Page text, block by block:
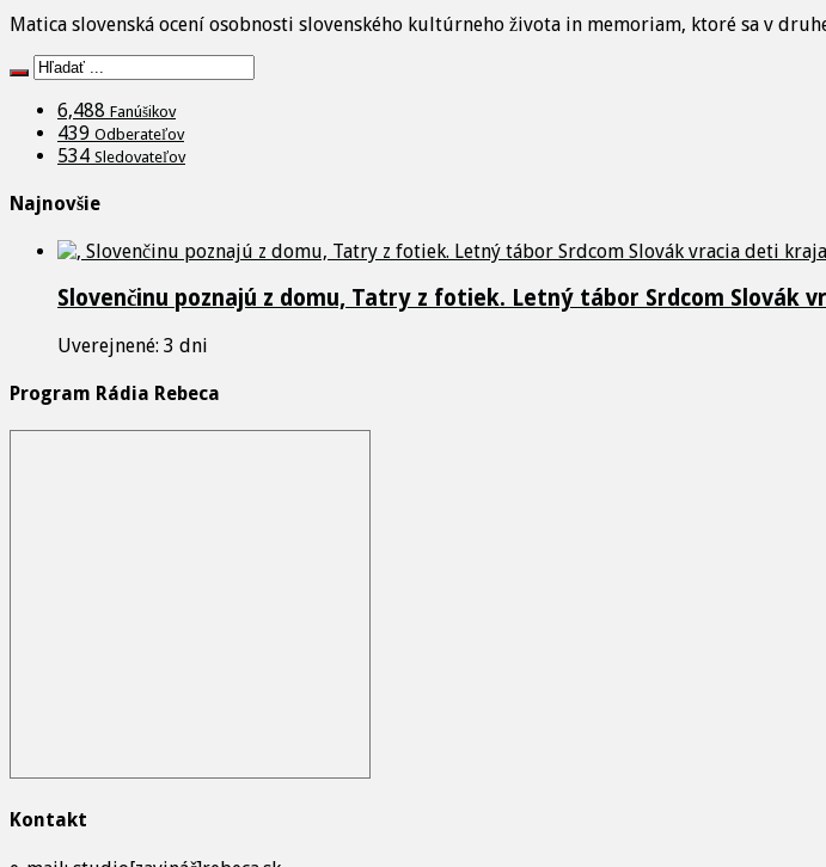
Matica slovenská ocení osobnosti slovenského kultúrneho života in memoriam, ktoré sa v
6,488 Fanúšikov
439 Odberateľov
534 Sledovateľov
Najnovšie
Slovenčinu poznajú z domu, Tatry z fotiek. Letný tábor Srdcom Slovák
Uverejnené: 3 dni
Program Rádia Rebeca
Kontakt